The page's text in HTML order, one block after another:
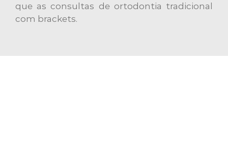
que as consultas de ortodontia tradicional
com brackets.